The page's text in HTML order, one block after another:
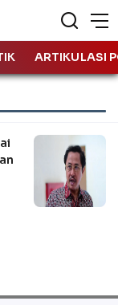
ARTIKULASI